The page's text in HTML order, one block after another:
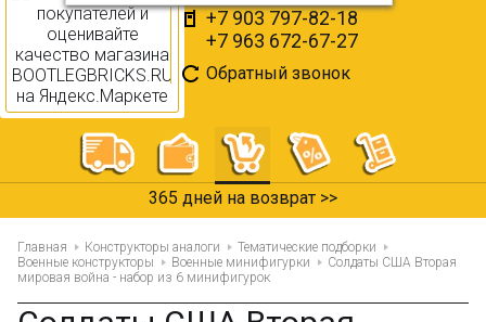
+7 903 797-82-18
+7 963 672-67-27
Обратный звонок
365 дней на возврат >>
Главная Конструкторы аналоги
Тематические подборки
Военные конструкторы
Военные минифигурки
Солдаты США Вторая
мировая война - набор из 6 минифигурок